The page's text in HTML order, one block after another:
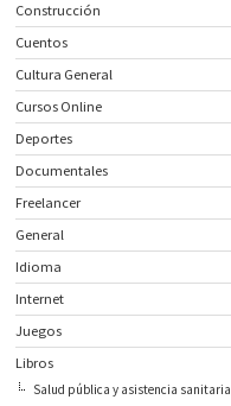
Construcción
Cuentos
Cultura General
Cursos Online
Deportes
Documentales
Freelancer
General
Idioma
Internet
Juegos
Libros
Salud pública y asistencia sanitaria